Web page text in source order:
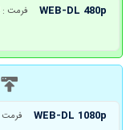
WEB-DL 480p فرمت :
WEB-DL 1080p فرمت